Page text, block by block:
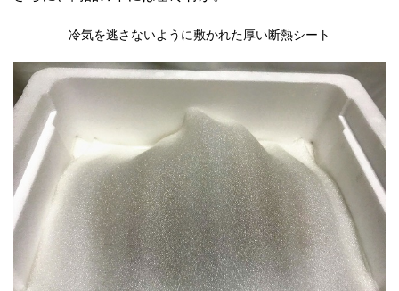
冷気を逃さないように敷かれた厚い断熱シート